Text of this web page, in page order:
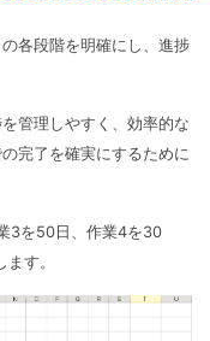
各段階を明確にし、進捗
管理しやすく、効率的な
完了を確実にするために
3を50日、作業4を30
す。